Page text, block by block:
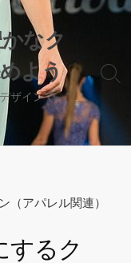
なク
よう
ザインで
検
（アパレル関連）
するク